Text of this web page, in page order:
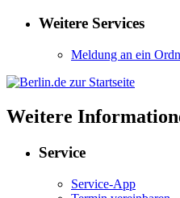
Weitere Services
Meldung an ein
Weitere
Service
Service-App